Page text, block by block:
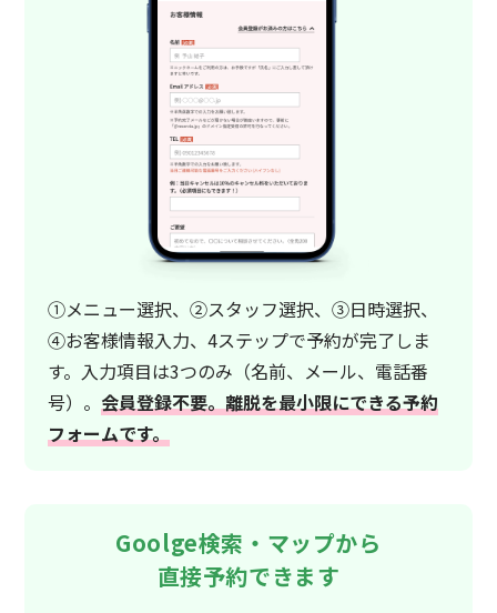
①メニュー選択、②スタッフ選択、③日時選択、
④お客様情報入力、4ステップで予約が完了しま
す。入力項目は3つのみ（名前、メール、電話番
号）。 会員登録不要。離脱を最小限にできる予約
フォームです。
Goolge検索・マップから
直接予約できます